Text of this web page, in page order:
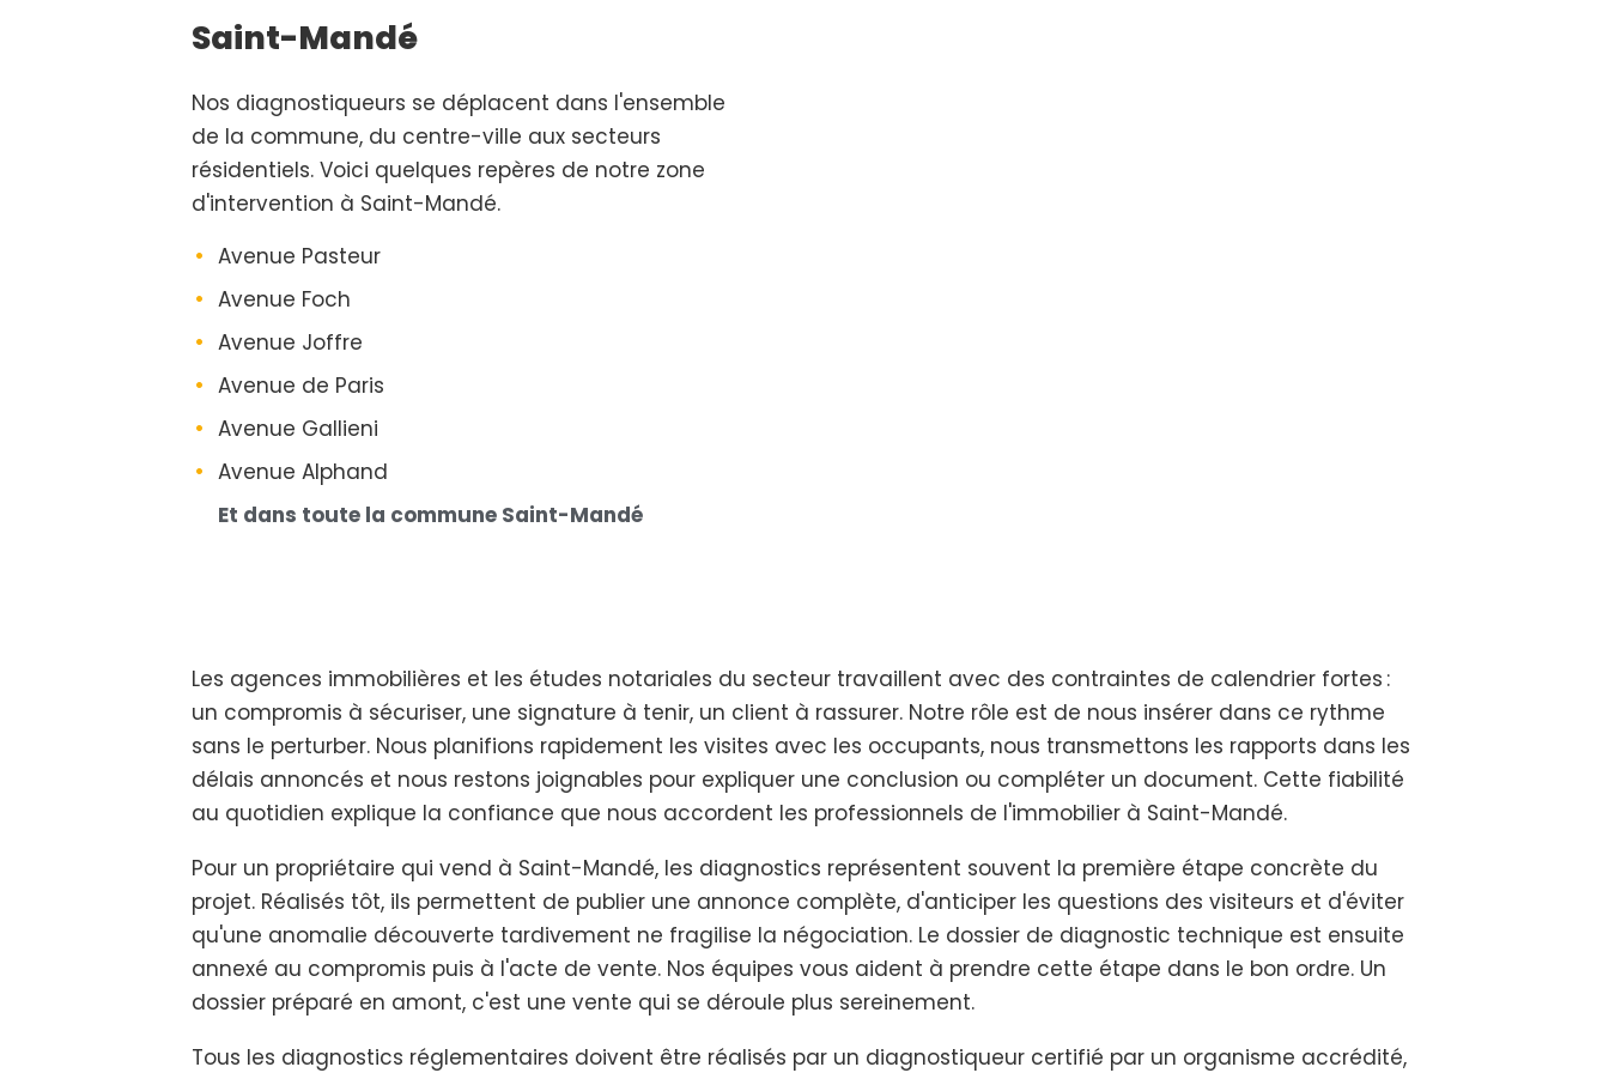
Saint-Mandé
Nos diagnostiqueurs se déplacent dans l'ensemble
de la commune, du centre-ville aux secteurs
résidentiels. Voici quelques repères de notre zone
d'intervention à Saint-Mandé.
Avenue Pasteur
Avenue Foch
Avenue Joffre
Avenue de Paris
Avenue Gallieni
Avenue Alphand
Et dans toute la commune Saint-Mandé
Les agences immobilières et les études notariales du secteur travaillent avec des contraintes de calendrier fortes :
un compromis à sécuriser, une signature à tenir, un client à rassurer. Notre rôle est de nous insérer dans ce rythme
sans le perturber. Nous planifions rapidement les visites avec les occupants, nous transmettons les rapports dans les
délais annoncés et nous restons joignables pour expliquer une conclusion ou compléter un document. Cette fiabilité
au quotidien explique la confiance que nous accordent les professionnels de l'immobilier à Saint-Mandé.
Pour un propriétaire qui vend à Saint-Mandé, les diagnostics représentent souvent la première étape concrète du
projet. Réalisés tôt, ils permettent de publier une annonce complète, d'anticiper les questions des visiteurs et d'éviter
qu'une anomalie découverte tardivement ne fragilise la négociation. Le dossier de diagnostic technique est ensuite
annexé au compromis puis à l'acte de vente. Nos équipes vous aident à prendre cette étape dans le bon ordre. Un
dossier préparé en amont, c'est une vente qui se déroule plus sereinement.
Tous les diagnostics réglementaires doivent être réalisés par un diagnostiqueur certifié par un organisme accrédité,